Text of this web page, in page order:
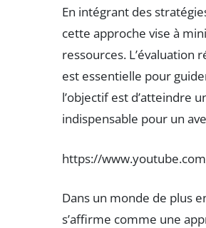
En intégrant des
cette approche vise à
ressources. L’évaluation
est essentielle pour
l’objectif est d’atteindre
indispensable pour un
https://
Dans un monde de plus
s’affirme comme une